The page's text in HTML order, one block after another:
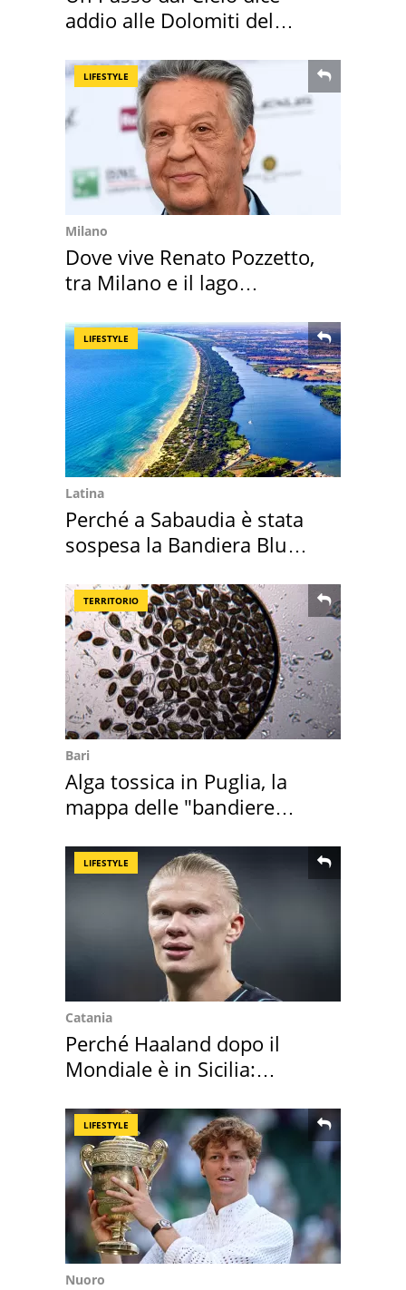
addio alle Dolomiti del
LIFESTYLE
Milano
Dove vive Renato Pozzetto,
tra Milano e il lago
LIFESTYLE
Latina
Perché a Sabaudia è stata
sospesa la Bandiera Blu
TERRITORIO
Bari
Alga tossica in Puglia, la
mappa delle "bandiere
LIFESTYLE
Catania
Perché Haaland dopo il
Mondiale è in Sicilia:
LIFESTYLE
Nuoro